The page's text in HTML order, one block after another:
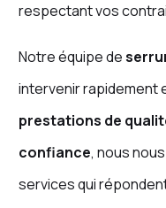
respectant vos
Notre équipe de
intervenir rapidement
prestations de
confiance, nous
services qui